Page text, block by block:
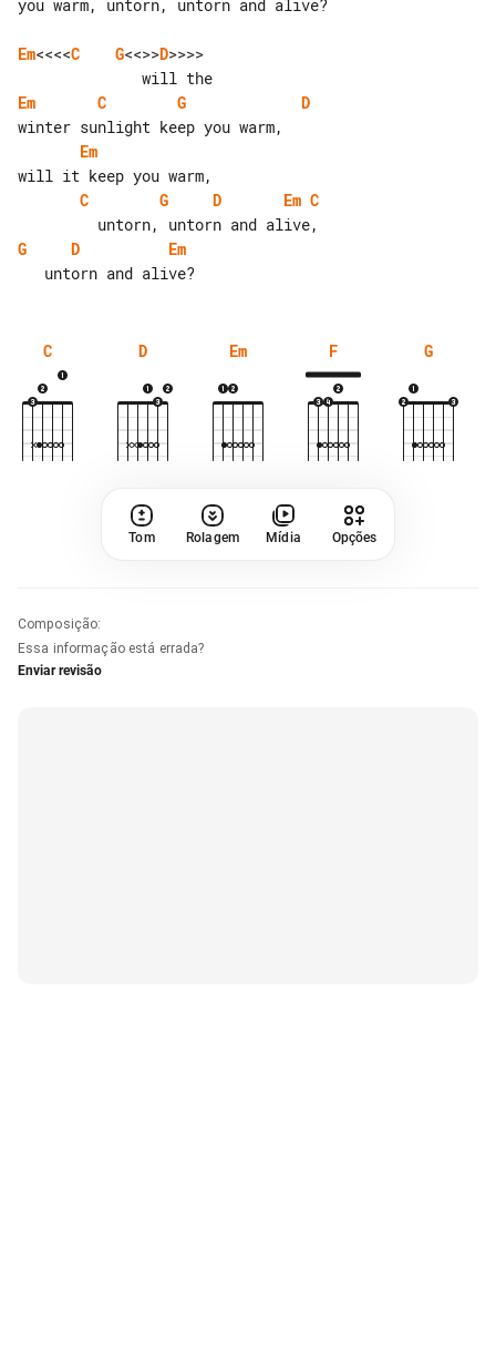
you warm, untorn, untorn and alive?
Em<<<<C G<<>>D>>>>
Em
C G
D
Em
C
G D Em C
G
D
Em
C D Em F G
Tom Rolagem Mídia Opções
Composição:
Essa informação está errada?
Enviar revisão